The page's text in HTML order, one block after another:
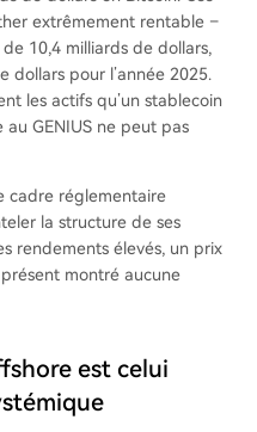
extrêmement rentable –
10,4 milliards de dollars,
dollars pour l’année 2025.
les actifs qu’un stablecoin
GENIUS ne peut pas
cadre réglementaire
la structure de ses
rendements élevés, un prix
présent montré aucune
est celui